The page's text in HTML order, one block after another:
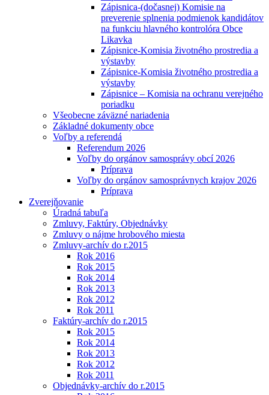
Zápisnica-(dočasnej) Komisie na
preverenie splnenia podmienok kandidátov
na funkciu hlavného kontrolóra Obce
Likavka
Zápisnice-Komisia životného prostredia a
výstavby
Zápisnice-Komisia životného prostredia a
výstavby
Zápisnice – Komisia na ochranu verejného
poriadku
Všeobecne záväzné nariadenia
Základné dokumenty obce
Voľby a referendá
Referendum 2026
Voľby do orgánov samosprávy obcí 2026
Príprava
Voľby do orgánov samosprávnych krajov 2026
Príprava
Zverejňovanie
Úradná tabuľa
Zmluvy, Faktúry, Objednávky
Zmluvy o nájme hrobového miesta
Zmluvy-archív do r.2015
Rok 2016
Rok 2015
Rok 2014
Rok 2013
Rok 2012
Rok 2011
Faktúry-archív do r.2015
Rok 2015
Rok 2014
Rok 2013
Rok 2012
Rok 2011
Objednávky-archív do r.2015